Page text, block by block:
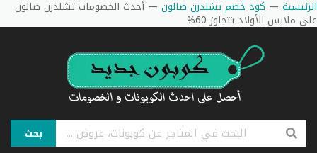
الرئيسية — كود خصم تشلدرن صالون — أحدث الخصومات تشلدرن صالون
على ملابس الأولاد تتجاوز 60%
بحث